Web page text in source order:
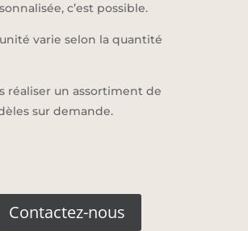
c’est possible.
varie selon la quantité
réaliser un assortiment de
sur demande.
Contactez-nous